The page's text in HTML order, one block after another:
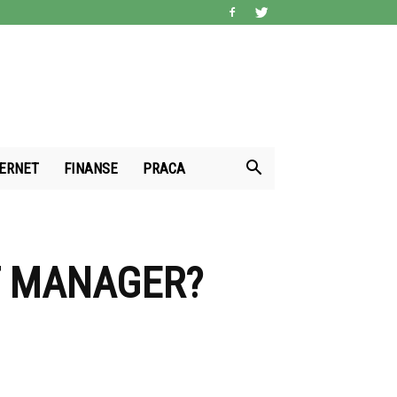
FINANSE PRACA